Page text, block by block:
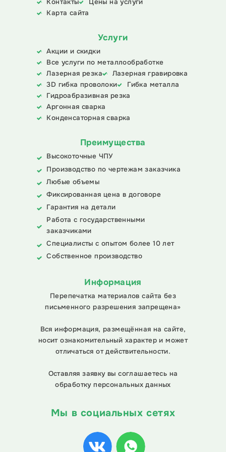
организуем внерабочие активности спортивного и
также будем рассказывать здесь.
Мы в социальных сетях
Контакты
Цены на услуги
Карта сайта
Услуги
Акции и скидки
Все услуги по металлообработке
Лазерная резка
Лазерная гравировка
3D гибка проволоки
Гибка металла
Гидроабразивная резка
Аргонная сварка
Конденсаторная сварка
Преимущества
Высокоточные ЧПУ
Производство по чертежам заказчика
Любые объемы
Фиксированная цена в договоре
Гарантия на детали
Работа с государственными
заказчиками
Специалисты с опытом более 10 лет
Собственное производство
Информация
Перепечатка материалов сайта без
письменного разрешения запрещена»
Вся информация, размещённая на сайте,
носит ознакомительный характер и может
отличаться от действительности.
Оставляя заявку вы соглашаетесь на
обработку персональных данных